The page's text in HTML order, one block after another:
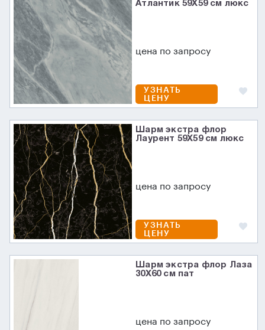
Атлантик 59X59 см люкс
цена по запросу
УЗНАТЬ
ЦЕНУ
Шарм экстра флор
Лаурент 59X59 см люкс
цена по запросу
УЗНАТЬ
ЦЕНУ
Шарм экстра флор Лаза
30X60 см пат
цена по запросу